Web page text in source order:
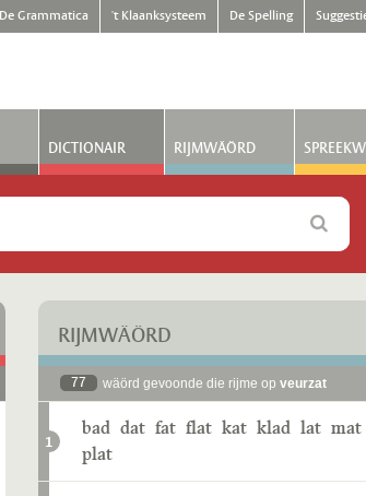
De Grammatica 't Klaanksysteem De Spelling
DICTIONAIR RIJMWÄÖRD
RIJMWÄÖRD
77 wäörd gevoonde die rijme op veurzat
1
bad dat fat flat kat klad lat mat
plat